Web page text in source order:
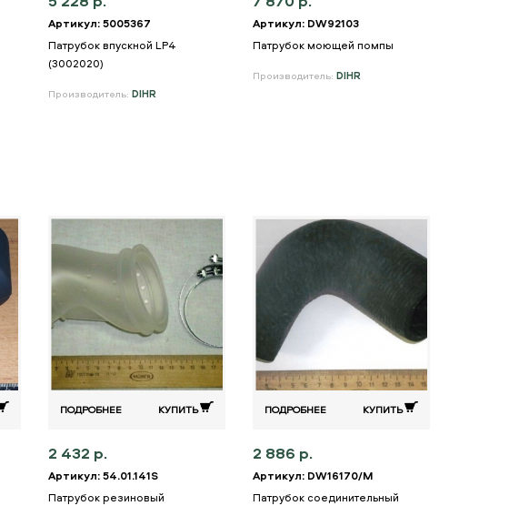
Артикул: 5005367
Патрубок впускной LP4
(3002020)
Производитель: DIHR
Артикул: DW92103
Патрубок моющей помпы
Производитель: DIHR
ПОДРОБНЕЕ КУПИТЬ
2 432 р.
Артикул: 54.01.141S
Патрубок резиновый
ПОДРОБНЕЕ КУПИТЬ
2 886 р.
Артикул: DW16170/M
Патрубок соединительный